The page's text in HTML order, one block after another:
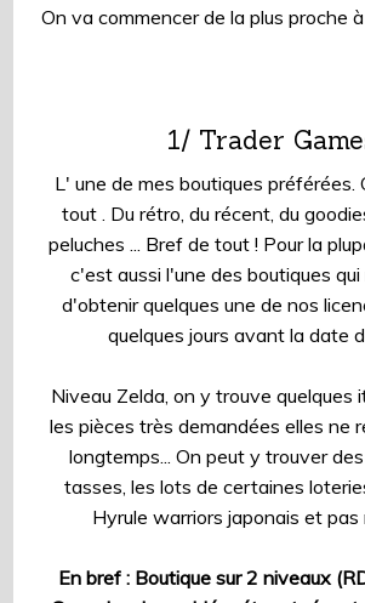
On va commencer de la plus proche
1/ Trader
L' une de mes boutiques préférées.
tout . Du rétro, du récent, du
peluches ... Bref de tout ! Pour la
c'est aussi l'une des boutiques
d'obtenir quelques une de nos
quelques jours avant la date
Niveau Zelda, on y trouve quelques
les pièces très demandées elles ne
longtemps... On peut y trouver
tasses, les lots de certaines
Hyrule warriors japonais et pas
En bref : Boutique sur 2 niveaux